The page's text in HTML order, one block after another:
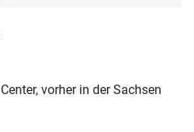
vorher in der Sachsen